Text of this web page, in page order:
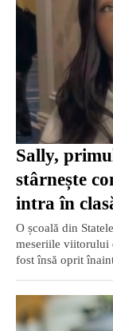
Sally,
stârnește
intra în
O școală din
meseriile viitorului
fost însă oprit